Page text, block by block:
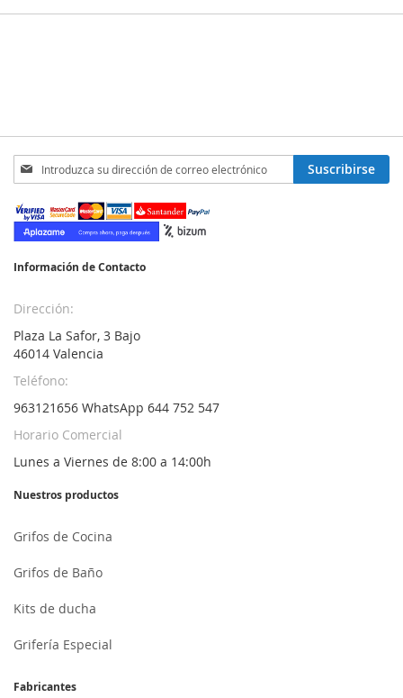
Inscríbase
a
nuestro
boletín
de
Suscribirse
Información de Contacto
Dirección:
Plaza La Safor, 3 Bajo
46014 Valencia
Teléfono:
963121656 WhatsApp 644 752 547
Horario Comercial
Lunes a Viernes de 8:00 a 14:00h
Nuestros productos
Grifos de Cocina
Grifos de Baño
Kits de ducha
Grifería Especial
Fabricantes